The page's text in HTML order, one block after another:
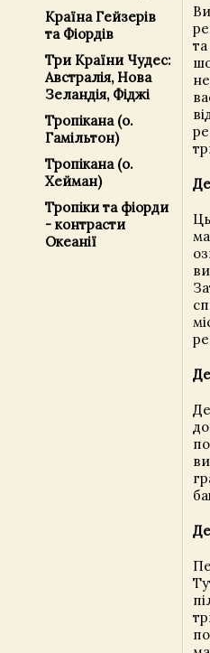
Країна Гейзерів
та Фіордів
Три Країни Чудес:
Австралія, Нова
Зеландія, Фіджі
Тропікана (о.
Гамільтон)
Тропікана (о.
Хейман)
Тропіки та фіорди
- контрасти
Океанії